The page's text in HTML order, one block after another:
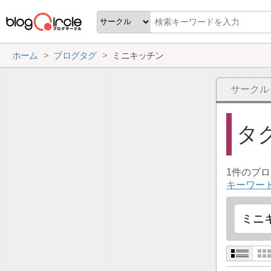
ホーム ブログタグ ミニキッチン
サーク
タ
1件のブ
キーワー